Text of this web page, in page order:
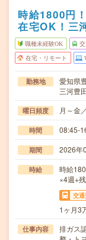
時給1800円
在宅OK！三
職種未経験OK
在宅・リモート
勤務地
愛知県
三河豊
曜日頻度 月～金
時間 08:45-
期間 2026年
時給
時給
×4週+
交
1ヶ月3
仕事内容
排ガス